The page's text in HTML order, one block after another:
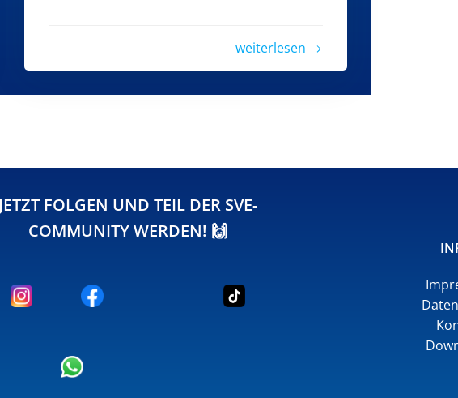
weiterlesen
JETZT FOLGEN UND TEIL DER SVE-
COMMUNITY WERDEN! 🙌